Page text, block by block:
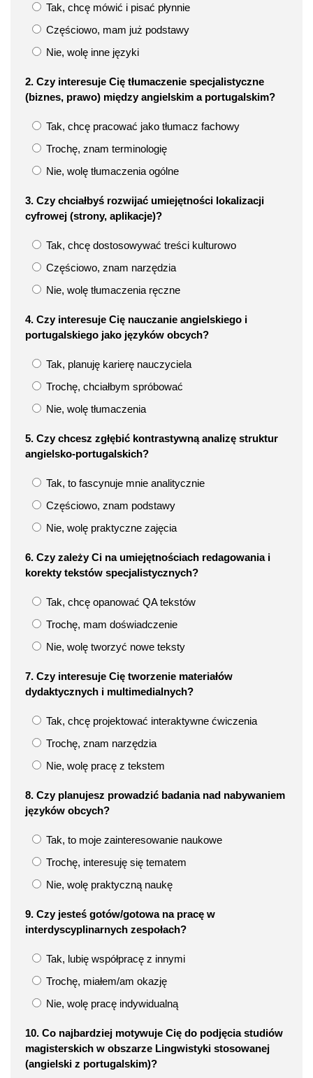
Tak, chcę mówić i pisać płynnie
Częściowo, mam już podstawy
Nie, wolę inne języki
2. Czy interesuje Cię tłumaczenie specjalistyczne
(biznes, prawo) między angielskim a portugalskim?
Tak, chcę pracować jako tłumacz fachowy
Trochę, znam terminologię
Nie, wolę tłumaczenia ogólne
3. Czy chciałbyś rozwijać umiejętności lokalizacji
cyfrowej (strony, aplikacje)?
Tak, chcę dostosowywać treści kulturowo
Częściowo, znam narzędzia
Nie, wolę tłumaczenia ręczne
4. Czy interesuje Cię nauczanie angielskiego i
portugalskiego jako języków obcych?
Tak, planuję karierę nauczyciela
Trochę, chciałbym spróbować
Nie, wolę tłumaczenia
5. Czy chcesz zgłębić kontrastywną analizę struktur
angielsko-portugalskich?
Tak, to fascynuje mnie analitycznie
Częściowo, znam podstawy
Nie, wolę praktyczne zajęcia
6. Czy zależy Ci na umiejętnościach redagowania i
korekty tekstów specjalistycznych?
Tak, chcę opanować QA tekstów
Trochę, mam doświadczenie
Nie, wolę tworzyć nowe teksty
7. Czy interesuje Cię tworzenie materiałów
dydaktycznych i multimedialnych?
Tak, chcę projektować interaktywne ćwiczenia
Trochę, znam narzędzia
Nie, wolę pracę z tekstem
8. Czy planujesz prowadzić badania nad nabywaniem
języków obcych?
Tak, to moje zainteresowanie naukowe
Trochę, interesuję się tematem
Nie, wolę praktyczną naukę
9. Czy jesteś gotów/gotowa na pracę w
interdyscyplinarnych zespołach?
Tak, lubię współpracę z innymi
Trochę, miałem/am okazję
Nie, wolę pracę indywidualną
10. Co najbardziej motywuje Cię do podjęcia studiów
magisterskich w obszarze Lingwistyki stosowanej
(angielski z portugalskim)?